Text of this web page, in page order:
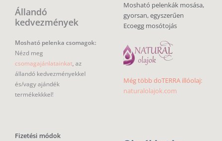
Állandó
kedvezmények
Mosható pelenka csomagok:
Nézd meg
csomagajánlatainkat, az
állandó kedvezményekkel
és/vagy ajándék
termékekkkel!
Fizetési módok
Mosható pelenkák mosása,
gyorsan, egyszerűen
Ecoegg mosótojás
Még több doTERRA illóolaj:
naturalolajok.com